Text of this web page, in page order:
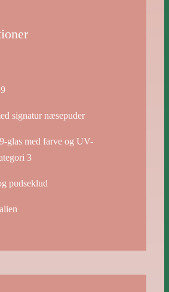
signatur næsepuder
glas med farve og UV-
3
pudseklud